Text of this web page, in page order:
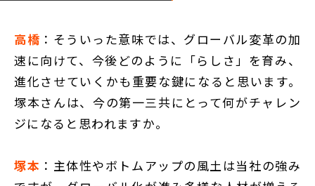
高橋 ：そういった意味では、グローバル変革の加
速に向けて、今後どのように「らしさ」を育み、
進化させていくかも重要な鍵になると思います。
塚本さんは、今の第一三共にとって何がチャレン
ジになると思われますか。
塚本 ：主体性やボトムアップの風土は当社の強み